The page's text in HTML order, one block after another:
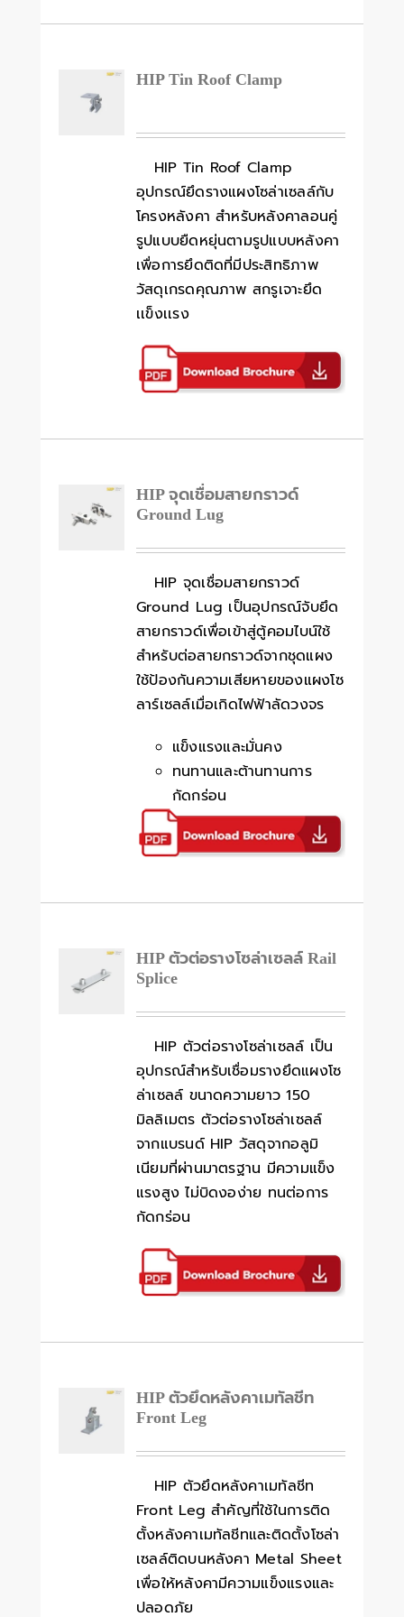
HIP Tin Roof Clamp
HIP Tin Roof Clamp
อุปกรณ์ยึดรางแผงโซล่าเซลล์กับ
โครงหลังคา สำหรับหลังคาลอนคู่
รูปแบบยืดหยุ่นตามรูปแบบหลังคา
เพื่อการยึดติดที่มีประสิทธิภาพ
วัสดุเกรดคุณภาพ สกรูเจาะยึด
เเข็งเเรง
HIP จุดเชื่อมสายกราวด์
Ground Lug
HIP จุดเชื่อมสายกราวด์
Ground Lug เป็นอุปกรณ์จับยึด
สายกราวด์เพื่อเข้าสู่ตู้คอมไบน์ใช้
สำหรับต่อสายกราวด์จากชุดแผง
ใช้ป้องกันความเสียหายของแผงโซ
ลาร์เซลล์เมื่อเกิดไฟฟ้าลัดวงจร
แข็งแรงและมั่นคง
ทนทานและต้านทานการ
กัดกร่อน
HIP ตัวต่อรางโซล่าเซลล์ Rail
Splice
HIP ตัวต่อรางโซล่าเซลล์ เป็น
อุปกรณ์สำหรับเชื่อมรางยึดแผงโซ
ล่าเซลล์ ขนาดความยาว 150
มิลลิเมตร ตัวต่อรางโซล่าเซลล์
จากแบรนด์ HIP วัสดุจากอลูมิ
เนียมที่ผ่านมาตรฐาน มีความแข็ง
แรงสูง ไม่บิดงอง่าย ทนต่อการ
กัดกร่อน
HIP ตัวยึดหลังคาเมทัลชีท
Front Leg
HIP ตัวยึดหลังคาเมทัลชีท
Front Leg สำคัญที่ใช้ในการติด
ตั้งหลังคาเมทัลชีทและติดตั้งโซล่า
เซลล์ติดบนหลังคา Metal Sheet
เพื่อให้หลังคามีความแข็งแรงและ
ปลอดภัย